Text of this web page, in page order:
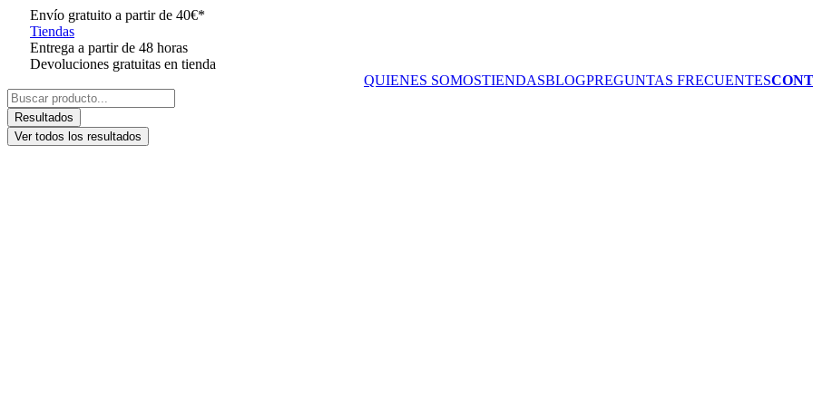
contenido
Envío gratuito a partir de 40€*
Tiendas
Entrega a partir de 48 horas
Devoluciones gratuitas en tienda
QUIENES SOMOSTIENDASBLOGPREGUNTAS FRECUENTES
Search
...Resultados
Ver todos los resultados